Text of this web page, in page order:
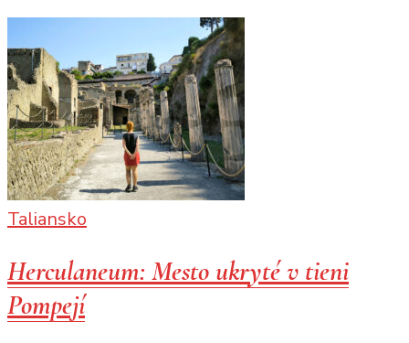
Taliansko
Herculaneum: Mesto ukryté v tieni
Pompejí